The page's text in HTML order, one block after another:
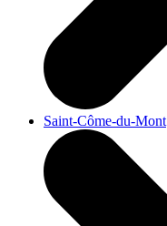
Saint-Côme-du-Mont